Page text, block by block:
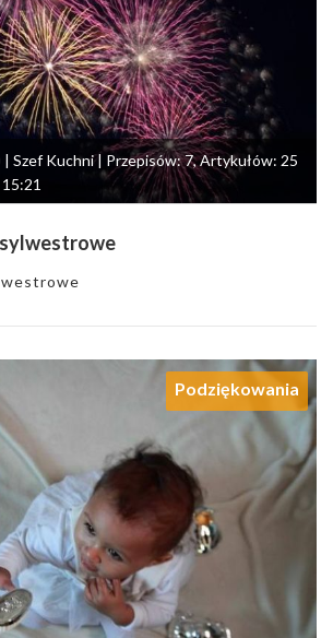
| Szef Kuchni | Przepisów: 7, Artykułów: 25
Podziękowania